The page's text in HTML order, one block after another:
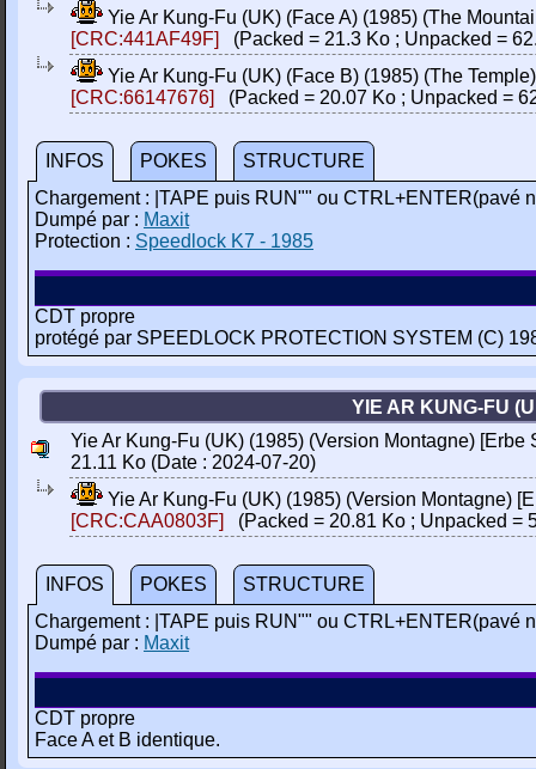
Yie Ar Kung-Fu (UK) (Face A) (1985) (The
[CRC:441AF49F]
(Packed = 21.3 Ko ; Unpacked =
Yie Ar Kung-Fu (UK) (Face B) (1985) (The
[CRC:66147676]
(Packed = 20.07 Ko ; Unpacked =
INFOS POKES
STRUCTURE
Chargement : |TAPE puis RUN"" ou CTRL+ENTER(pavé
Dumpé par : Maxit
Protection : Speedlock K7 - 1985
CDT propre
protégé par SPEEDLOCK PROTECTION SYSTEM (C)
YIE AR KUNG-FU
Yie Ar Kung-Fu (UK) (1985) (Version Montagne) [Erbe
21.11 Ko (Date : 2024-07-20)
Yie Ar Kung-Fu (UK) (1985) (Version Montagne)
[CRC:CAA0803F]
(Packed = 20.81 Ko ; Unpacked =
INFOS POKES
STRUCTURE
Chargement : |TAPE puis RUN"" ou CTRL+ENTER(pavé
Dumpé par : Maxit
CDT propre
Face A et B identique.